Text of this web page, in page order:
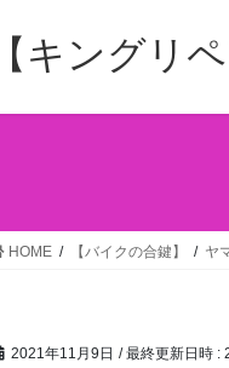
【キングリ
HOME 【バイクの合鍵】 ヤ
2021年11月9日 / 最終更新日時 :